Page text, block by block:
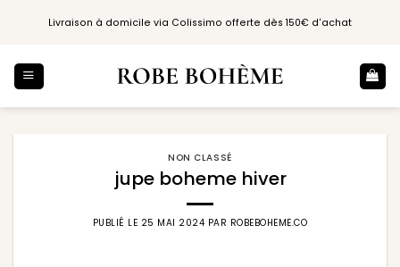
Livraison à domicile via Colissimo offerte dès 150€ d'achat
NON CLASSÉ
jupe boheme hiver
PUBLIÉ LE 25 MAI 2024 PAR ROBEBOHEME.CO